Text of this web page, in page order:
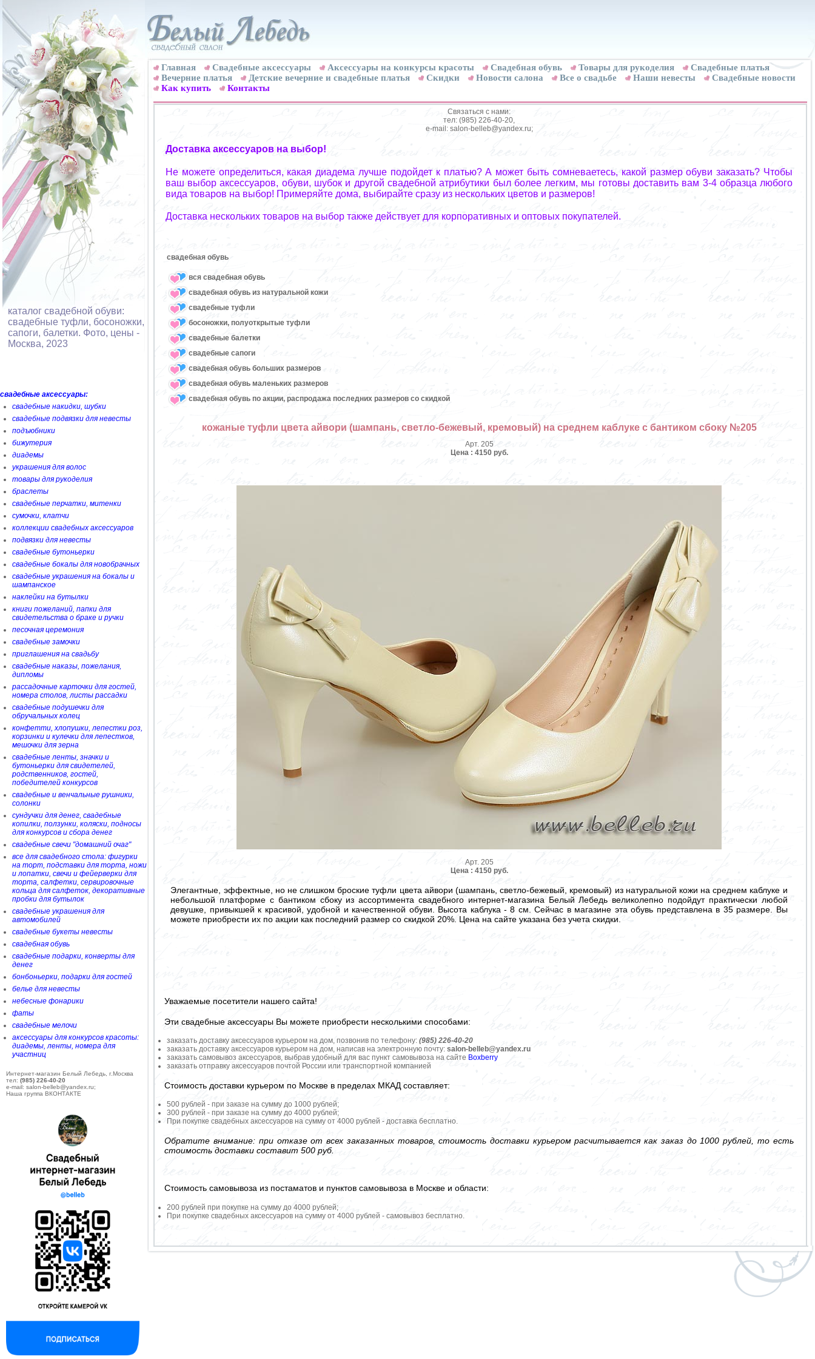
каталог свадебной обуви:
свадебные туфли, босоножки,
сапоги, балетки. Фото, цены -
Москва, 2023
свадебные аксессуары:
свадебные накидки, шубки
свадебные подвязки для невесты
подъюбники
бижутерия
диадемы
украшения для волос
товары для рукоделия
браслеты
свадебные перчатки, митенки
сумочки, клатчи
коллекции свадебных аксессуаров
подвязки для невесты
свадебные бутоньерки
свадебные бокалы для новобрачных
свадебные украшения на бокалы и
шампанское
наклейки на бутылки
книги пожеланий, папки для
свидетельства о браке и ручки
песочная церемония
свадебные замочки
приглашения на свадьбу
свадебные наказы, пожелания,
дипломы
рассадочные карточки для гостей,
номера столов, листы рассадки
свадебные подушечки для
обручальных колец
конфетти, хлопушки, лепестки роз,
корзинки и кулечки для лепестков,
мешочки для зерна
свадебные ленты, значки и
бутоньерки для свидетелей,
родственников, гостей,
победителей конкурсов
свадебные и венчальные рушники,
солонки
сундучки для денег, свадебные
копилки, ползунки, коляски, подносы
для конкурсов и сбора денег
свадебные свечи "домашний очаг"
все для свадебного стола: фигурки
на торт, подставки для торта, ножи
и лопатки, свечи и фейерверки для
торта, салфетки, сервировочные
кольца для салфеток, декоративные
пробки для бутылок
свадебные украшения для
автомобилей
свадебные букеты невесты
свадебная обувь
свадебные подарки, конверты для
денег
бонбоньерки, подарки для гостей
белье для невесты
небесные фонарики
фаты
свадебные мелочи
аксессуары для конкурсов красоты:
диадемы, ленты, номера для
участниц
Интернет-магазин Белый Лебедь, г.Москва
тел: (985) 226-40-20
e-mail: salon-belleb@yandex.ru;
Наша группа ВКОНТАКТЕ
Главная Свадебные аксессуары Аксессуары на конкурсы красоты Свадебная обувь Товары для рукоделия
Cвадебные платья
Вечерние платья
Детские вечерние и свадебные платья Скидки Новости салона Все о свадьбе Наши невесты
Свадебные новости
Как купить
Контакты
Связаться с нами:
тел: (985) 226-40-20,
e-mail: salon-belleb@yandex.ru;
Доставка аксессуаров на выбор!
Не можете определиться, какая диадема лучше подойдет к платью? А может быть сомневаетесь, какой размер обуви заказать? Чтобы
ваш выбор аксессуаров, обуви, шубок и другой свадебной атрибутики был более легким, мы готовы доставить вам 3-4 образца любого
вида товаров на выбор! Примеряйте дома, выбирайте сразу из нескольких цветов и размеров!
Доставка нескольких товаров на выбор также действует для корпоративных и оптовых покупателей.
свадебная обувь
вся свадебная обувь
cвадебная обувь из натуральной кожи
cвадебные туфли
босоножки, полуоткрытые туфли
cвадебные балетки
cвадебные сапоги
cвадебная обувь больших размеров
свадебная обувь маленьких размеров
свадебная обувь по акции, распродажа последних размеров со скидкой
кожаные туфли цвета айвори (шампань, светло-бежевый, кремовый) на среднем каблуке с бантиком сбоку №205
Арт. 205
Цена : 4150 руб.
Арт. 205
Цена : 4150 руб.
Элегантные, эффектные, но не слишком броские туфли цвета айвори (шампань, светло-бежевый, кремовый) из натуральной кожи на среднем каблуке и
небольшой платформе с бантиком сбоку из ассортимента свадебного интернет-магазина Белый Лебедь великолепно подойдут практически любой
девушке, привыкшей к красивой, удобной и качественной обуви. Высота каблука - 8 см. Сейчас в магазине эта обувь представлена в 35 размере. Вы
можете приобрести их по акции как последний размер со скидкой 20%. Цена на сайте указана без учета скидки.
Уважаемые посетители нашего сайта!
Эти свадебные аксессуары Вы можете приобрести несколькими способами:
заказать доставку аксессуаров курьером на дом, позвонив по телефону: (985) 226-40-20
заказать доставку аксессуаров курьером на дом, написав на электронную почту: salon-belleb@yandex.ru
заказать самовывоз аксессуаров, выбрав удобный для вас пункт самовывоза на сайте Boxberry
заказать отправку аксессуаров почтой России или транспортной компанией
Стоимость доставки курьером по Москве в пределах МКАД составляет:
500 рублей - при заказе на сумму до 1000 рублей;
300 рублей - при заказе на сумму до 4000 рублей;
При покупке свадебных аксессуаров на сумму от 4000 рублей - доставка бесплатно.
Обратите внимание: при отказе от всех заказанных товаров, стоимость доставки курьером расчитывается как заказ до 1000 рублей, то есть
стоимость доставки составит 500 руб.
Стоимость самовывоза из постаматов и пунктов самовывоза в Москве и области:
200 рублей при покупке на сумму до 4000 рублей;
При покупке свадебных аксессуаров на сумму от 4000 рублей - самовывоз бесплатно.